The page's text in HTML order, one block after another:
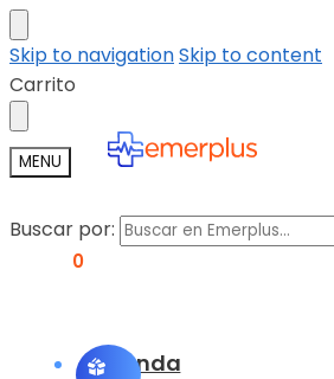
Skip to navigationSkip to content
Carrito
MENU
Buscar por:
0
Tienda